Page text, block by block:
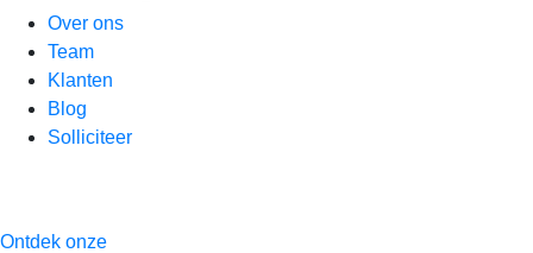
Over ons
Team
Klanten
Blog
Solliciteer
Ontdek onze